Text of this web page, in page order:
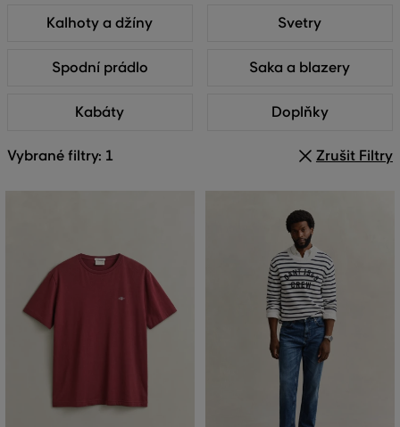
Kalhoty a džíny Svetry
Spodní prádlo Saka a blazery
Kabáty Doplňky
Vybrané filtry: 1 Zrušit Filtry